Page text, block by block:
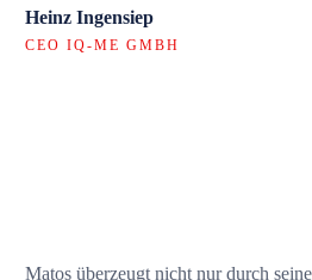
Heinz Ingensiep
CEO IQ-ME GMBH
Matos überzeugt nicht nur durch